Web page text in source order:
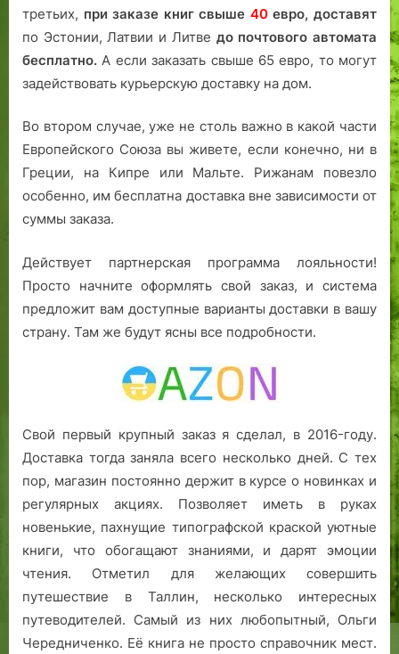
третьих, при заказе книг свыше 40евро, доставят
по Эстонии, Латвии и Литве до почтового автомата
бесплатно. А если заказать свыше 65 евро, то могут
задействовать курьерскую доставку на дом.
Во втором случае, уже не столь важно в какой части
Европейского Союза вы живете, если конечно, ни в
Греции, на Кипре или Мальте. Рижанам повезло
особенно, им бесплатна доставка вне зависимости от
суммы заказа.
Действует партнерская программа лояльности!
Просто начните оформлять свой заказ, и система
предложит вам доступные варианты доставки в вашу
страну. Там же будут ясны все подробности.
Свой первый крупный заказ я сделал, в 2016-году.
Доставка тогда заняла всего несколько дней. С тех
пор, магазин постоянно держит в курсе о новинках и
регулярных акциях. Позволяет иметь в руках
новенькие, пахнущие типографской краской уютные
книги, что обогащают знаниями, и дарят эмоции
чтения. Отметил для желающих совершить
путешествие в Таллин, несколько интересных
путеводителей. Самый из них любопытный, Ольги
Чередниченко. Её книга не просто справочник мест.